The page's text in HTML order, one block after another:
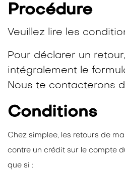
Procédure
Veuillez lire les
Pour déclarer un
intégralement le
Nous te contacterons
Conditions
Chez simplee, les retours de
contre un crédit sur le compte
que si :